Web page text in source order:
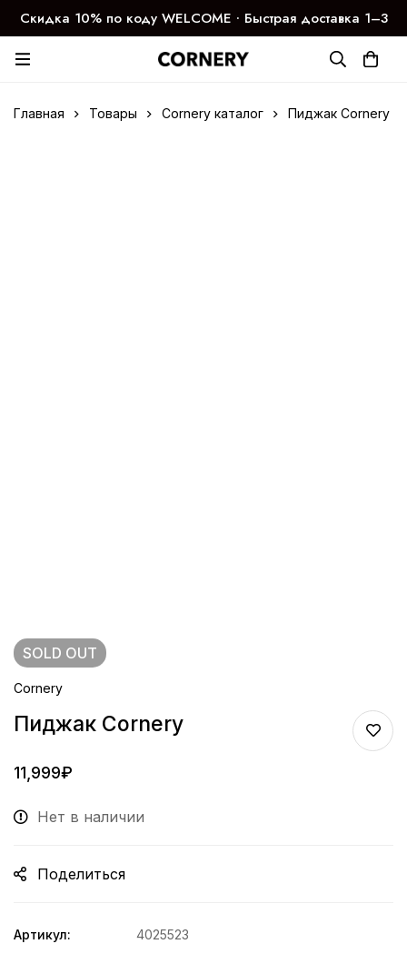
Скидка 10% по коду WELCOME ∙ Быстрая доставка 1–3
дня
Главная Товары Cornery каталог Пиджак Cornery
SOLD OUT
Cornery
Пиджак Cornery
11,999₽
Нет в наличии
Поделиться
Артикул:
4025523